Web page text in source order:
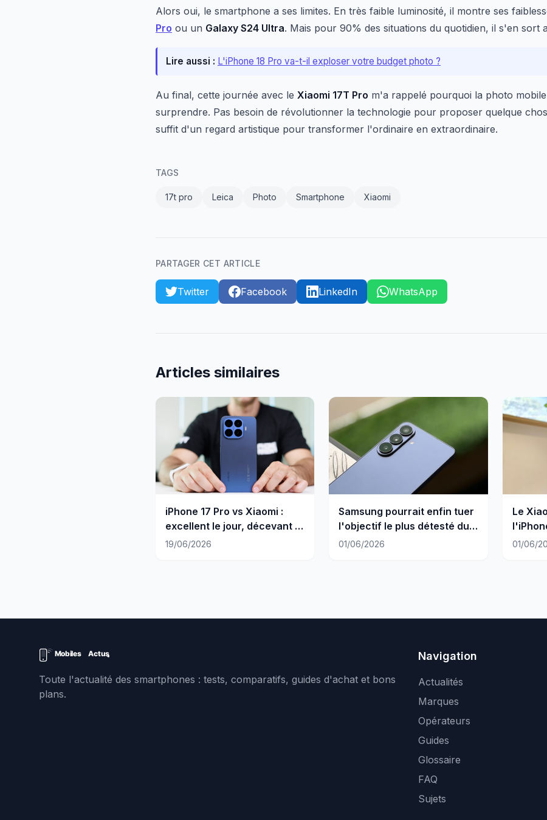
Alors oui, le smartphone a ses limites. En très faible luminosité, il montre ses
Pro ou un Galaxy S24 Ultra. Mais pour 90% des situations du quotidien, il s'en sort
Lire aussi : L'iPhone 18 Pro va-t-il exploser votre budget photo ?
Au final, cette journée avec le Xiaomi 17T Pro m'a rappelé pourquoi la photo
surprendre. Pas besoin de révolutionner la technologie pour proposer quelque
suffit d'un regard artistique pour transformer l'ordinaire en extraordinaire.
TAGS
17t pro Leica Photo Smartphone Xiaomi
PARTAGER CET ARTICLE
Twitter Facebook LinkedIn WhatsApp
Articles similaires
iPhone 17 Pro vs Xiaomi :
excellent le jour, décevant la
nuit
19/06/2026
Samsung pourrait enfin tuer
l'objectif le plus détesté du
Galaxy Ultra
01/06/2026
Le
01/06/
Toute l'actualité des smartphones : tests, comparatifs, guides d'achat et bons
plans.
Navigation
Actualités
Marques
Opérateurs
Guides
Glossaire
FAQ
Sujets